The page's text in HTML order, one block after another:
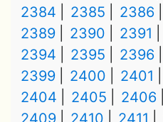
2384
2385 2386
2389
2390 2391
2394
2395 2396
2399
2400 2401
2404
2405 2406
2409
2410 2411